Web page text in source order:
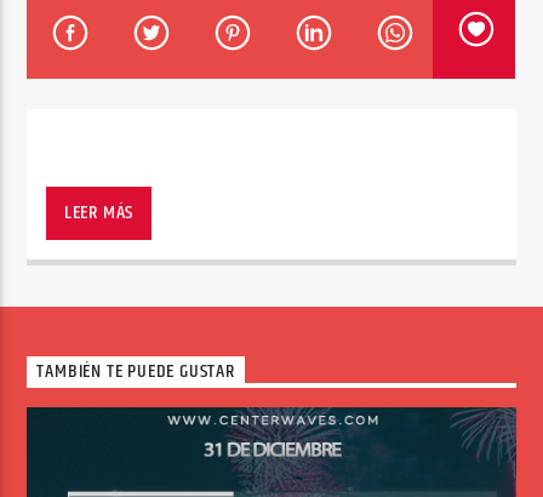
Center Waves
LEER MÁS
TAMBIÉN TE PUEDE GUSTAR